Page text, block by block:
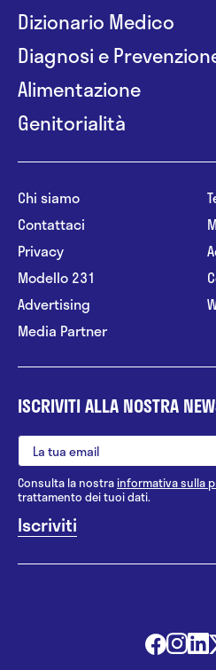
Dizionario Medico
Diagnosi e
Alimentazione
Genitorialità
Chi siamo
Contattaci
Privacy
Modello 231
Advertising
Media Partner
ISCRIVITI ALLA NOSTRA
Consulta la nostrainformativa sulla
trattamento dei tuoi dati.